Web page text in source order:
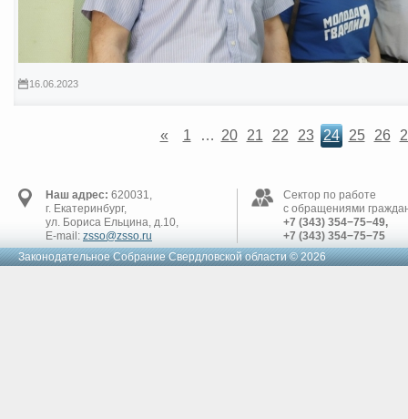
16.06.2023
« 1 … 20 21 22 23 24 25 26
Наш адрес: 620031,
г. Екатеринбург,
ул. Бориса Ельцина, д.10,
E-mail: zsso@zsso.ru
Сектор по работе
с обращениями
+7 (343) 354−75−49,
+7 (343) 354−75−75
Законодательное Cобрание Свердловской области © 2026